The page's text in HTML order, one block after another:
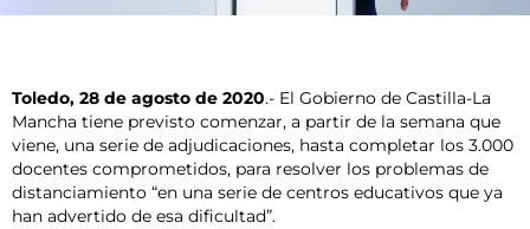
Toledo, 28 de agosto de 2020.- El Gobierno de Castilla-La
Mancha tiene previsto comenzar, a partir de la semana que
viene, una serie de adjudicaciones, hasta completar los 3.000
docentes comprometidos, para resolver los problemas de
distanciamiento “en una serie de centros educativos que ya
han advertido de esa dificultad”.